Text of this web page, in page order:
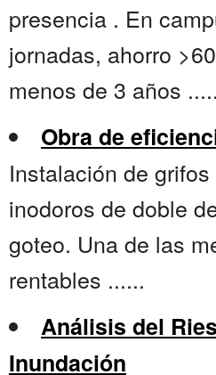
presencia . En
jornadas, ahorro
menos de 3 años
Obra de
Instalación de
inodoros de doble
goteo. Una de las
rentables ......
Análisis del
Inundación